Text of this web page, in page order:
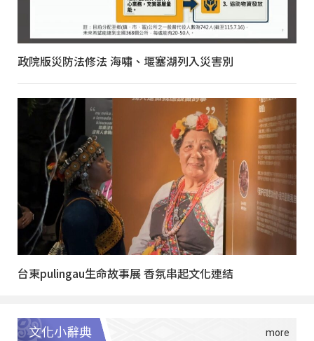
政院版災防法修法 海嘯、堰塞湖列入災害別
台東pulingau生命故事展 香氛串起文化連結
文化小辭典